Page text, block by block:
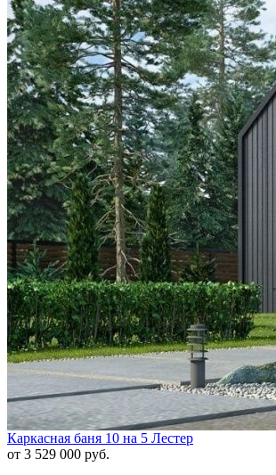
Каркасная баня 10 на 5 Лестер
от 3 529 000 руб.